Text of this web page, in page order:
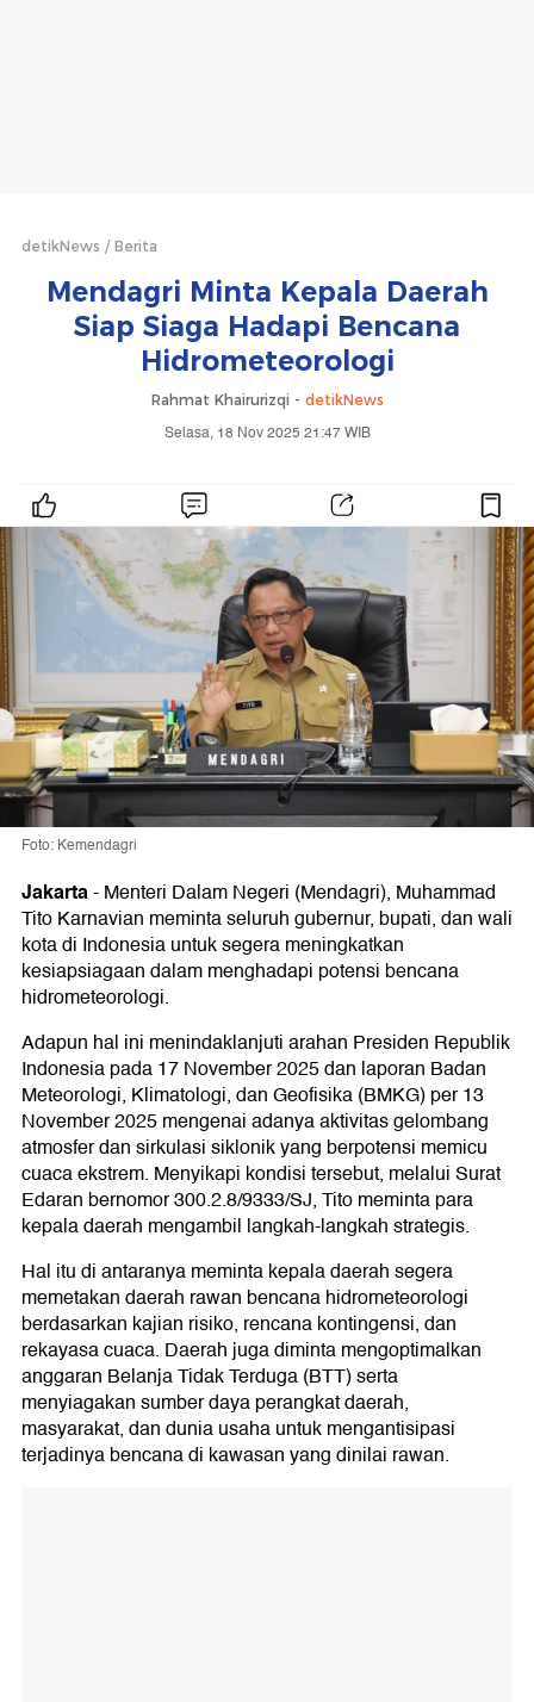
detikNews Berita
Mendagri Minta Kepala Daerah
Siap Siaga Hadapi Bencana
Hidrometeorologi
Rahmat Khairurizqi - detikNews
Selasa, 18 Nov 2025 21:47 WIB
Foto: Kemendagri
Jakarta-Menteri Dalam Negeri (Mendagri), Muhammad
Tito Karnavian meminta seluruh gubernur, bupati, dan wali
kota di Indonesia untuk segera meningkatkan
kesiapsiagaan dalam menghadapi potensi bencana
hidrometeorologi.
Adapun hal ini menindaklanjuti arahan Presiden Republik
Indonesia pada 17 November 2025 dan laporan Badan
Meteorologi, Klimatologi, dan Geofisika (BMKG) per 13
November 2025 mengenai adanya aktivitas gelombang
atmosfer dan sirkulasi siklonik yang berpotensi memicu
cuaca ekstrem. Menyikapi kondisi tersebut, melalui Surat
Edaran bernomor 300.2.8/9333/SJ, Tito meminta para
kepala daerah mengambil langkah-langkah strategis.
Hal itu di antaranya meminta kepala daerah segera
memetakan daerah rawan bencana hidrometeorologi
berdasarkan kajian risiko, rencana kontingensi, dan
rekayasa cuaca. Daerah juga diminta mengoptimalkan
anggaran Belanja Tidak Terduga (BTT) serta
menyiagakan sumber daya perangkat daerah,
masyarakat, dan dunia usaha untuk mengantisipasi
terjadinya bencana di kawasan yang dinilai rawan.